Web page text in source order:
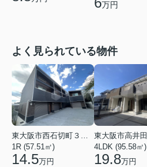
万円
よく見られている物件
東大阪市西石切町３丁目
1R (57.51㎡)
14.5万円
4LDK (95.58㎡)
19.8万円